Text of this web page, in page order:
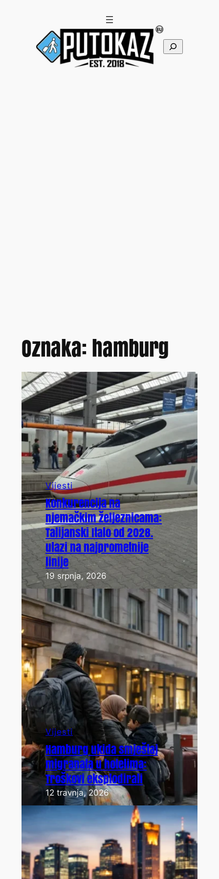
Pretraga
Oznaka:hamburg
Vijesti
Konkurencija na
njemačkim željeznicama:
Talijanski Italo od 2028.
ulazi na najprometnije
linije
19 srpnja, 2026
Vijesti
Hamburg ukida smještaj
migranata u hotelima:
Troškovi eksplodirali
12 travnja, 2026